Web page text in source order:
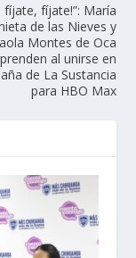
fíjate, fíjate!”: María
de las Nieves y
Montes de Oca
al unirse en
de La Sustancia
para HBO Max